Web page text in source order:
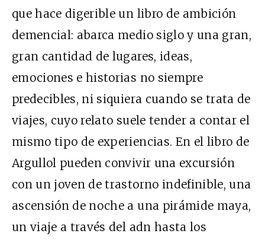
que hace digerible un libro de ambición
demencial: abarca medio siglo y una gran,
gran cantidad de lugares, ideas,
emociones e historias no siempre
predecibles, ni siquiera cuando se trata de
viajes, cuyo relato suele tender a contar el
mismo tipo de experiencias. En el libro de
Argullol pueden convivir una excursión
con un joven de trastorno indefinible, una
ascensión de noche a una pirámide maya,
un viaje a través del adn hasta los